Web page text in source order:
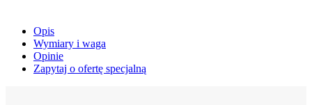
Opis
Wymiary i waga
Opinie
Zapytaj o ofertę specjalną